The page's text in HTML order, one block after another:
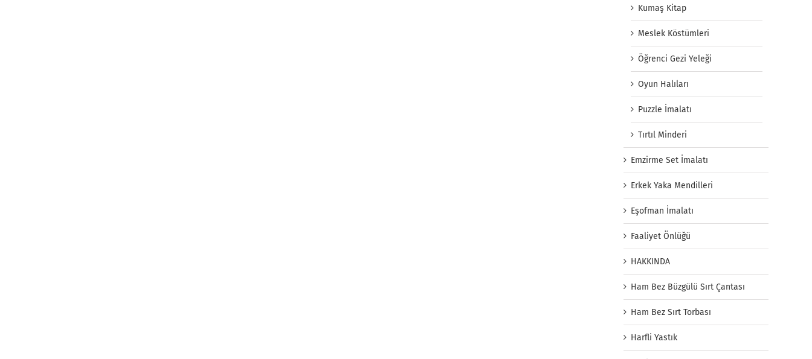
Kumaş Kitap
Meslek Köstümleri
Öğrenci Gezi Yeleği
Oyun Halıları
Puzzle İmalatı
Tırtıl Minderi
Emzirme Set İmalatı
Erkek Yaka Mendilleri
Eşofman İmalatı
Faaliyet Önlüğü
HAKKINDA
Ham Bez Büzgülü Sırt Çantası
Ham Bez Sırt Torbası
Harfli Yastık